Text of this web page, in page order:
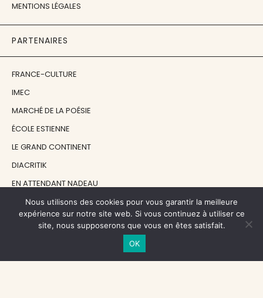
MENTIONS LÉGALES
PARTENAIRES
FRANCE-CULTURE
IMEC
MARCHÉ DE LA POÉSIE
ÉCOLE ESTIENNE
LE GRAND CONTINENT
DIACRITIK
EN ATTENDANT NADEAU
NOS SOUTIENS
Nous utilisons des cookies pour vous garantir la meilleure
expérience sur notre site web. Si vous continuez à utiliser ce
site, nous supposerons que vous en êtes satisfait.
OK